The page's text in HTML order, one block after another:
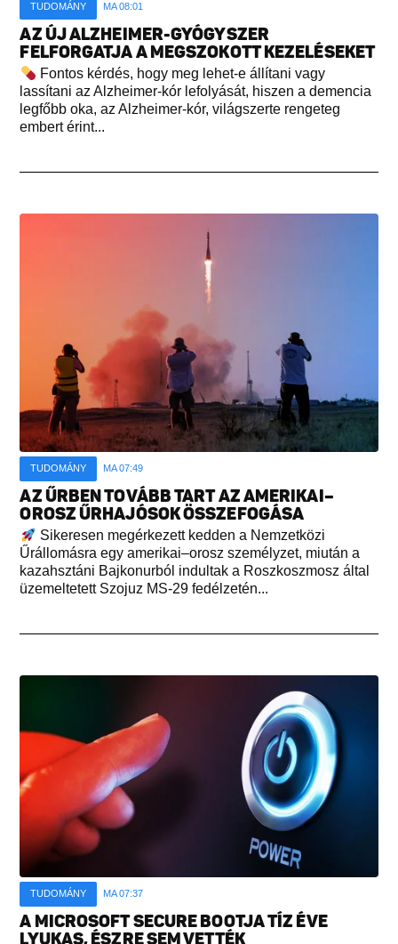
TUDOMÁNY MA 08:01
AZ ÚJ ALZHEIMER-GYÓGYSZER
FELFORGATJA A MEGSZOKOTT KEZELÉSEKET
Fontos kérdés, hogy meg lehet-e állítani vagy
lassítani az Alzheimer-kór lefolyását, hiszen a demencia
legfőbb oka, az Alzheimer-kór, világszerte rengeteg
embert érint...
TUDOMÁNY MA 07:49
AZ ŰRBEN TOVÁBB TART AZ AMERIKAI–
OROSZ ŰRHAJÓSOK ÖSSZEFOGÁSA
Sikeresen megérkezett kedden a Nemzetközi
Űrállomásra egy amerikai–orosz személyzet, miután a
kazahsztáni Bajkonurból indultak a Roszkoszmosz által
üzemeltetett Szojuz MS-29 fedélzetén...
TUDOMÁNY MA 07:37
A MICROSOFT SECURE BOOTJA TÍZ ÉVE
LYUKAS, ÉSZRE SEM VETTÉK